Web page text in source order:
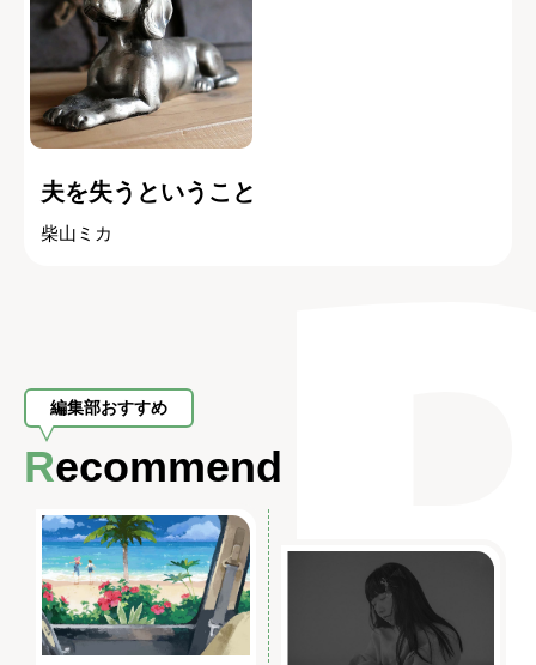
夫を失うということ
柴山ミカ
編集部おすすめ
Recommend